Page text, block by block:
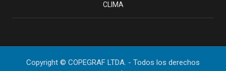
CLIMA
Copyright © COPEGRAF LTDA. - Todos los derechos